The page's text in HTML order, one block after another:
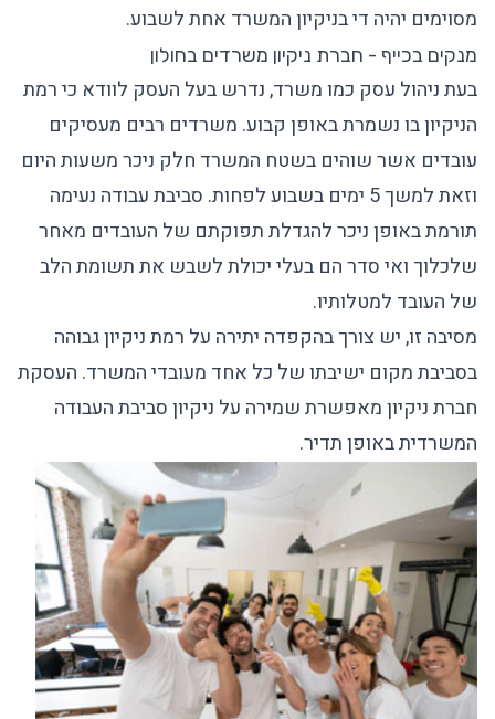
מסוימים יהיה די בניקיון המשרד אחת לשבוע.
מנקים בכייף - חברת ניקיון משרדים בחולון
בעת ניהול עסק כמו משרד, נדרש בעל העסק לוודא כי רמת
הניקיון בו נשמרת באופן קבוע. משרדים רבים מעסיקים
עובדים אשר שוהים בשטח המשרד חלק ניכר משעות היום
וזאת למשך 5 ימים בשבוע לפחות. סביבת עבודה נעימה
תורמת באופן ניכר להגדלת תפוקתם של העובדים מאחר
שלכלוך ואי סדר הם בעלי יכולת לשבש את תשומת הלב
של העובד למטלותיו.
מסיבה זו, יש צורך בהקפדה יתירה על רמת ניקיון גבוהה
בסביבת מקום ישיבתו של כל אחד מעובדי המשרד. העסקת
חברת ניקיוןמאפשרת שמירה על ניקיון סביבת העבודה
המשרדית באופן תדיר.